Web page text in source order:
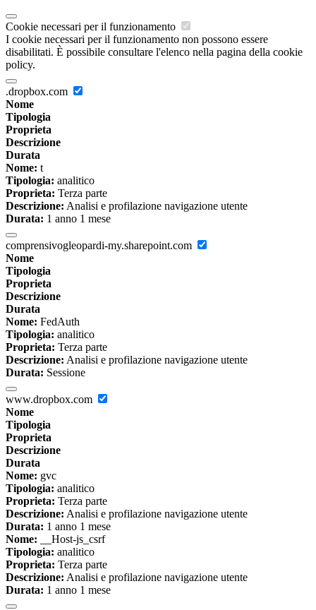
Cookie necessari per il funzionamento
I cookie necessari per il funzionamento non possono essere
disabilitati. È possibile consultare l'elenco nella pagina della cookie
policy.
.dropbox.com
Nome
Tipologia
Proprieta
Descrizione
Durata
Nome: t
Tipologia: analitico
Proprieta: Terza parte
Descrizione: Analisi e profilazione navigazione utente
Durata: 1 anno 1 mese
comprensivogleopardi-my.sharepoint.com
Nome
Tipologia
Proprieta
Descrizione
Durata
Nome: FedAuth
Tipologia: analitico
Proprieta: Terza parte
Descrizione: Analisi e profilazione navigazione utente
Durata: Sessione
www.dropbox.com
Nome
Tipologia
Proprieta
Descrizione
Durata
Nome: gvc
Tipologia: analitico
Proprieta: Terza parte
Descrizione: Analisi e profilazione navigazione utente
Durata: 1 anno 1 mese
Nome: __Host-js_csrf
Tipologia: analitico
Proprieta: Terza parte
Descrizione: Analisi e profilazione navigazione utente
Durata: 1 anno 1 mese